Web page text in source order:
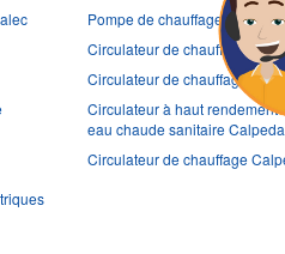
Pompe de chauffage
Circulateur de chauffage
Circulateur de chauffage
Circulateur à haut rendement
eau chaude sanitaire
Circulateur de chauffage